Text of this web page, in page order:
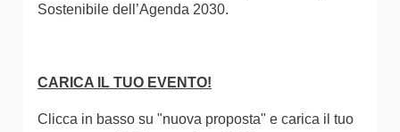
Sostenibile dell’Agenda 2030.
CARICA IL TUO EVENTO!
Clicca in basso su "nuova proposta" e carica il tuo